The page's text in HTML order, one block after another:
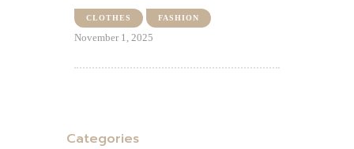
CLOTHES FASHION
November 1, 2025
Categories